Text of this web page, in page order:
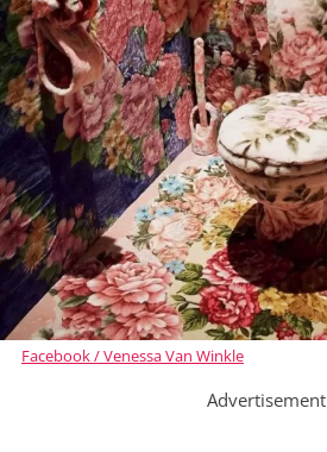
Facebook / Venessa Van Winkle
Advertisement